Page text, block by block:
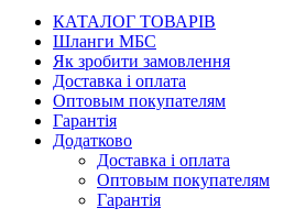
КАТАЛОГ ТОВАРІВ
Шланги МБС
Як зробити замовлення
Доставка і оплата
Оптовым покупателям
Гарантія
Додатково
Доставка і оплата
Оптовым покупателям
Гарантія